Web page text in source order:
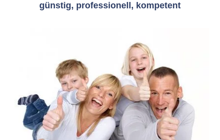
günstig, professionell, kompetent